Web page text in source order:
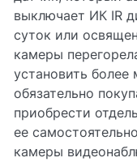
выключает ИК IR
суток или
камеры
установить
обязательно
приобрести
ее
камеры